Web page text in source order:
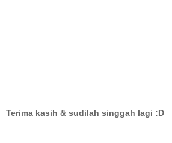
Terima kasih & sudilah singgah lagi :D